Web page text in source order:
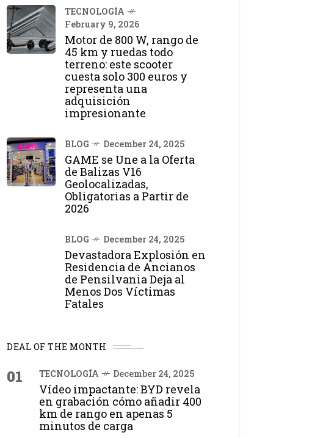
TECNOLOGÍA
February 9, 2026
Motor de 800 W, rango de
45 km y ruedas todo
terreno: este scooter
cuesta solo 300 euros y
representa una
adquisición
impresionante
BLOG December 24, 2025
GAME se Une a la Oferta
de Balizas V16
Geolocalizadas,
Obligatorias a Partir de
2026
BLOG December 24, 2025
Devastadora Explosión en
Residencia de Ancianos
de Pensilvania Deja al
Menos Dos Víctimas
Fatales
DEAL OF THE MONTH
01 TECNOLOGÍA December 24, 2025
Vídeo impactante: BYD revela
en grabación cómo añadir 400
km de rango en apenas 5
minutos de carga